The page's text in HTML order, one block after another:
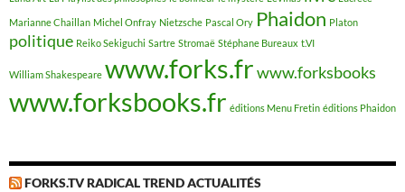
Marianne Chaillan Michel Onfray Nietzsche Pascal Ory Phaidon Platon
politique Reiko Sekiguchi Sartre Stromaë Stéphane Bureaux t.VI
William Shakespeare www.forks.frwww.forksbooks
www.forksbooks.fr éditions Menu Fretin éditions Phaidon
FORKS.TV RADICAL TREND ACTUALITÉS